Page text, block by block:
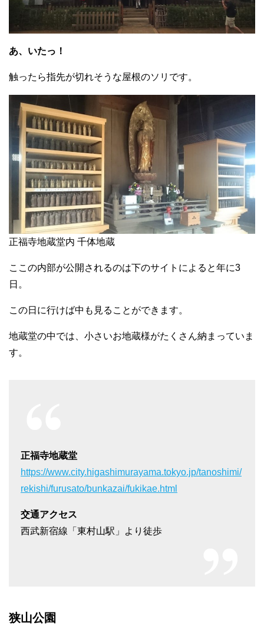
あ、いたっ！
触ったら指先が切れそうな屋根のソリです。
正福寺地蔵堂内 千体地蔵
ここの内部が公開されるのは下のサイトによると年に3
日。
この日に行けば中も見ることができます。
地蔵堂の中では、小さいお地蔵様がたくさん納まっていま
す。
正福寺地蔵堂
https://www.city.higashimurayama.tokyo.jp/tanoshimi/
rekishi/furusato/bunkazai/fukikae.html
交通アクセス
西武新宿線「東村山駅」より徒歩
狭山公園